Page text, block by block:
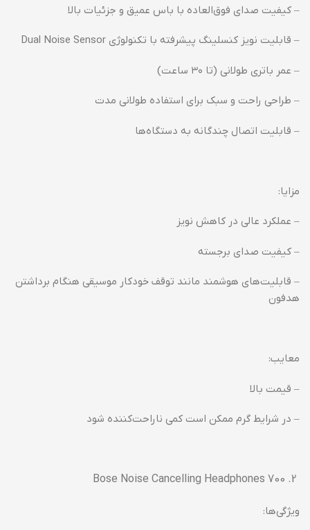
– کیفیت صدای فوق‌العاده با باس عمیق و جزئیات بالا
– قابلیت نویز کنسلینگ پیشرفته با تکنولوژی Dual Noise Sensor
– عمر باتری طولانی (تا ۳۰ ساعت)
– طراحی راحت و سبک برای استفاده طولانی مدت
– قابلیت اتصال چندگانه به دستگاه‌ها
مزایا:
– عملکرد عالی در کاهش نویز
– کیفیت صدای برجسته
– قابلیت‌های هوشمند مانند توقف خودکار موسیقی هنگام برداشتن
هدفون
معایب:
– قیمت بالا
– در شرایط گرم ممکن است کمی ناراحت‌کننده شود
Bose Noise Cancelling Headphones 700
ویژگی‌ها: